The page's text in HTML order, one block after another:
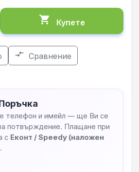
shopping_cart Купете
compare_arrows Сравнение
телефон и имейл — ще Ви се
потвърждение. Плащане при
с Еконт / Speedy (наложен
.